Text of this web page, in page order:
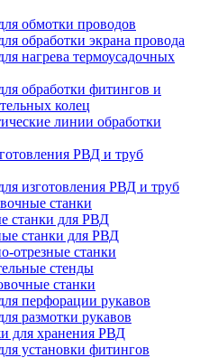
обмотки проводов
обработки экрана провода
нагрева термоусадочных
обработки фитингов и
колец
линии обработки
РВД и труб
изготовления РВД и труб
станки
станки для РВД
станки для РВД
отрезные станки
стенды
станки
перфорации рукавов
размотки рукавов
для хранения РВД
установки фитингов